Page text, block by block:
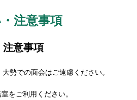
注意事項
注意事項
勢での面会はご遠慮ください。
をご利用ください。